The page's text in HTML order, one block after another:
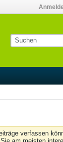
verfassen